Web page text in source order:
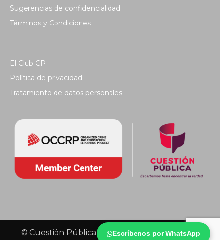
Escríbenos por WhatsApp
Sugerencias de confidencialidad
Términos y Condiciones
El Club CP
Política de privacidad
Tratamiento de datos personales
© Cuestión Pública 2018 - Todos los derechos